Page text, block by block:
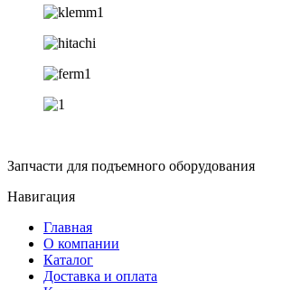
Запчасти для подъемного оборудования
Навигация
Главная
О компании
Каталог
Доставка и оплата